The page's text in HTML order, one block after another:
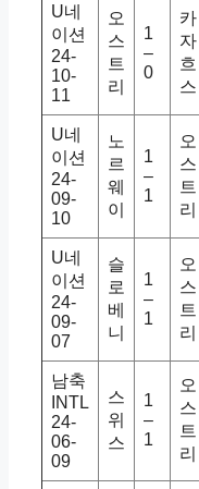
U네
이션
24-
10-
11
오
스
트
리
1
–
0
카
자
흐
스
U네
이션
24-
09-
10
노
르
웨
이
1
–
1
오
스
트
리
U네
이션
24-
09-
07
슬
로
베
니
1
–
1
오
스
트
리
남축
INTL
24-
06-
09
스
위
스
1
–
1
오
스
트
리